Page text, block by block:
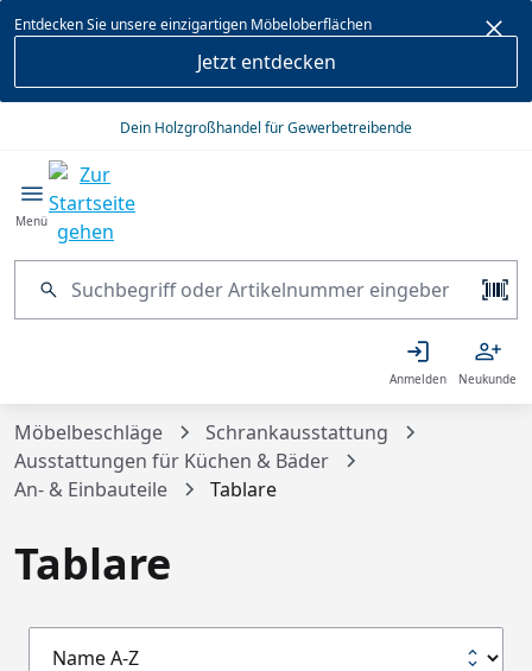
springen
Entdecken Sie unsere einzigartigen Möbeloberflächen
Jetzt entdecken
Dein Holzgroßhandel für Gewerbetreibende
Menü
Anmelden Neukunde
Möbelbeschläge
Schrankausstattung
Ausstattungen für Küchen & Bäder
An- & Einbauteile
Tablare
Tablare